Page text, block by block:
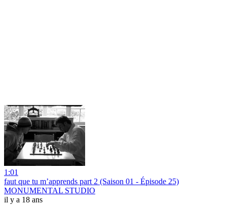
1:01
faut que tu m’apprends part 2 (Saison 01 - Épisode 25)
MONUMENTAL STUDIO
il y a 18 ans